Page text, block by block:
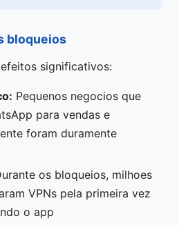
bloqueios
significativos:
Pequenos negocios que
para vendas e
foram duramente
os bloqueios, milhoes
VPNs pela primeira vez
o app